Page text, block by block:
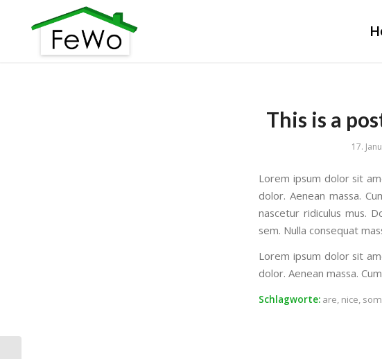
This is a
17.
Lorem ipsum dolor sit
dolor. Aenean massa.
nascetur ridiculus mus.
sem. Nulla consequat
Lorem ipsum dolor sit
dolor. Aenean massa.
Schlagworte: are, nice,